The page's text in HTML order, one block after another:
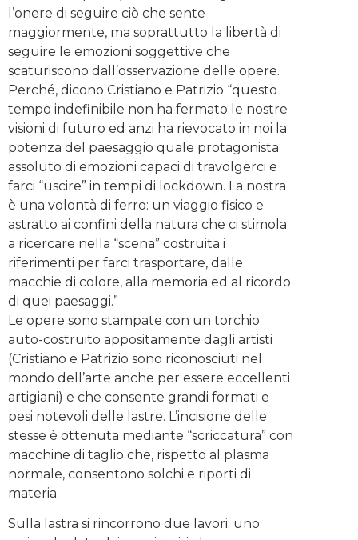
l’onere di seguire ciò che sente
maggiormente, ma soprattutto la libertà di
seguire le emozioni soggettive che
scaturiscono dall’osservazione delle opere.
Perché, dicono Cristiano e Patrizio “questo
tempo indefinibile non ha fermato le nostre
visioni di futuro ed anzi ha rievocato in noi la
potenza del paesaggio quale protagonista
assoluto di emozioni capaci di travolgerci e
farci “uscire” in tempi di lockdown. La nostra
è una volontà di ferro: un viaggio fisico e
astratto ai confini della natura che ci stimola
a ricercare nella “scena” costruita i
riferimenti per farci trasportare, dalle
macchie di colore, alla memoria ed al ricordo
di quei paesaggi.”
Le opere sono stampate con un torchio
auto-costruito appositamente dagli artisti
(Cristiano e Patrizio sono riconosciuti nel
mondo dell’arte anche per essere eccellenti
artigiani) e che consente grandi formati e
pesi notevoli delle lastre. L’incisione delle
stesse è ottenuta mediante “scriccatura” con
macchine di taglio che, rispetto al plasma
normale, consentono solchi e riporti di
materia.
Sulla lastra si rincorrono due lavori: uno